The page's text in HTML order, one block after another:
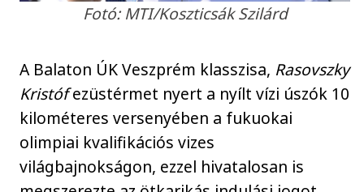
Fotó: MTI/Koszticsák Szilárd
A Balaton ÚK Veszprém klasszisa, Rasovszky
Kristófezüstérmet nyert a nyílt vízi úszók 10
kilométeres versenyében a fukuokai
olimpiai kvalifikációs vizes
világbajnokságon, ezzel hivatalosan is